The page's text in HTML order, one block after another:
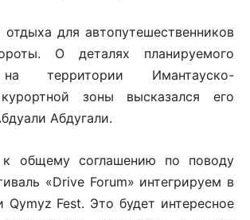
для автопутешественников
О деталях планируемого
территории Имантауско-
зоны высказался его
Абдугали.
общему соглашению по поводу
«Drive Forum» интегрируем в
Qymyz Fest. Это будет интересное